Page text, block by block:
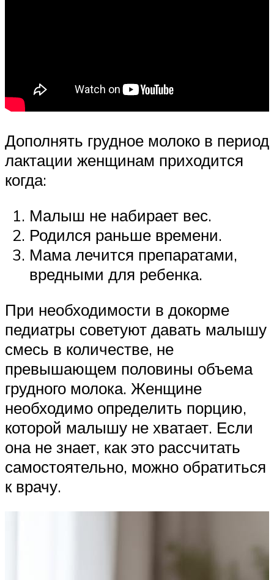
Дополнять грудное молоко в период
лактации женщинам приходится
когда:
Малыш не набирает вес.
Родился раньше времени.
Мама лечится препаратами,
вредными для ребенка.
При необходимости в докорме
педиатры советуют давать малышу
смесь в количестве, не
превышающем половины объема
грудного молока. Женщине
необходимо определить порцию,
которой малышу не хватает. Если
она не знает, как это рассчитать
самостоятельно, можно обратиться
к врачу.